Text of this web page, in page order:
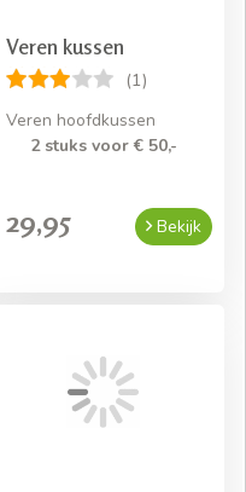
Veren kussen
(1)
Veren hoofdkussen
2 stuks voor € 50,-
29,95 Bekijk